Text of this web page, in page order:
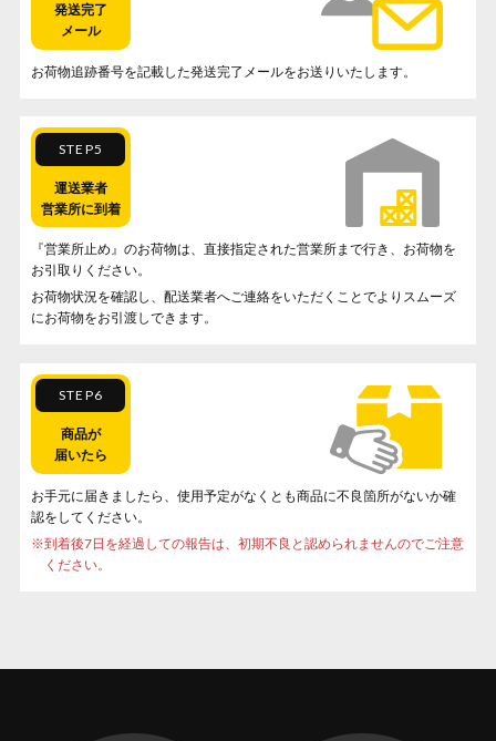
発送完了
メール
お荷物追跡番号を記載した発送完了メールをお送りいたします。
STEP5
運送業者
営業所に到着
『営業所止め』のお荷物は、直接指定された営業所まで行き、お荷物を
お引取りください。
お荷物状況を確認し、配送業者へご連絡をいただくことでよりスムーズ
にお荷物をお引渡しできます。
STEP6
商品が
届いたら
お手元に届きましたら、使用予定がなくとも商品に不良箇所がないか確
認をしてください。
※到着後7日を経過しての報告は、初期不良と認められませんのでご注意
ください。